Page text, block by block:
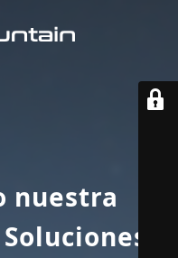
nuestra